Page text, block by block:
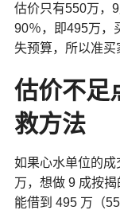
估价只有550万，
90％，即495万，
失预算，所以准买
估价不足
救方法
如果心水单位的
万，想做 9 成按
能借到 495 万（